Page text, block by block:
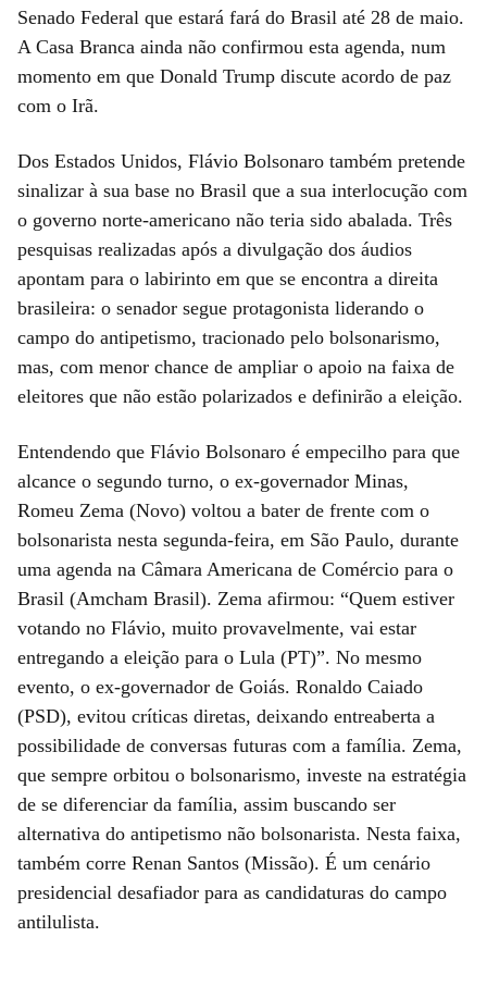
Senado Federal que estará fará do Brasil até 28 de maio.
A Casa Branca ainda não confirmou esta agenda, num
momento em que Donald Trump discute acordo de paz
com o Irã.
Dos Estados Unidos, Flávio Bolsonaro também pretende
sinalizar à sua base no Brasil que a sua interlocução com
o governo norte-americano não teria sido abalada. Três
pesquisas realizadas após a divulgação dos áudios
apontam para o labirinto em que se encontra a direita
brasileira: o senador segue protagonista liderando o
campo do antipetismo, tracionado pelo bolsonarismo,
mas, com menor chance de ampliar o apoio na faixa de
eleitores que não estão polarizados e definirão a eleição.
Entendendo que Flávio Bolsonaro é empecilho para que
alcance o segundo turno, o ex-governador Minas,
Romeu Zema (Novo) voltou a bater de frente com o
bolsonarista nesta segunda-feira, em São Paulo, durante
uma agenda na Câmara Americana de Comércio para o
Brasil (Amcham Brasil). Zema afirmou: “Quem estiver
votando no Flávio, muito provavelmente, vai estar
entregando a eleição para o Lula (PT)”. No mesmo
evento, o ex-governador de Goiás. Ronaldo Caiado
(PSD), evitou críticas diretas, deixando entreaberta a
possibilidade de conversas futuras com a família. Zema,
que sempre orbitou o bolsonarismo, investe na estratégia
de se diferenciar da família, assim buscando ser
alternativa do antipetismo não bolsonarista. Nesta faixa,
também corre Renan Santos (Missão). É um cenário
presidencial desafiador para as candidaturas do campo
antilulista.